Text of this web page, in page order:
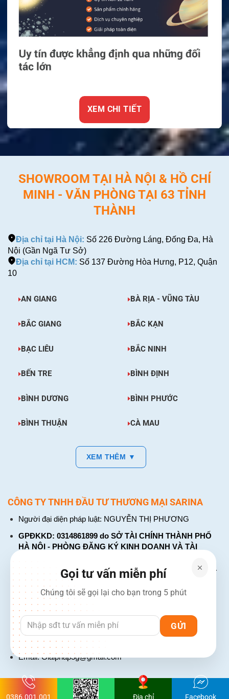
XEM CHI TIẾT
SHOWROOM TẠI HÀ NỘI & HỒ CHÍ
MINH - VĂN PHÒNG TẠI 63 TỈNH
THÀNH
Địa chỉ tại Hà Nội: Số 226 Đường Láng, Đống Đa, Hà
Nội (Gần Ngã Tư Sở)
Địa chỉ tại HCM: Số 137 Đường Hòa Hưng, P12, Quận
10
AN GIANG BÀ RỊA - VŨNG TÀU
BẮC GIANG BẮC KẠN
BẠC LIÊU BẮC NINH
BẾN TRE BÌNH ĐỊNH
BÌNH DƯƠNG BÌNH PHƯỚC
BÌNH THUẬN CÀ MAU
XEM THÊM ▼
CÔNG TY TNHH ĐẦU TƯ THƯƠNG MẠI SARINA
Người đại diện pháp luật: NGUYỄN THỊ PHƯƠNG
GPĐKKD: 0314861899 do SỞ TÀI CHÍNH THÀNH PHỐ
HÀ NỘI - PHÒNG ĐĂNG KÝ KINH DOANH VÀ TÀI
CHÍNH DOANH NGHIỆP cấp. Đăng ký lần đầu: ngày 26
tháng 01 năm 2018. Đăng ký thay đổi lần thứ: 4, ngày 31
tháng 03 năm 2026
226 Đường Láng, Đống Đa, Hà Nội
137 Đường Hòa Hưng, Phường 12, Quận 10, TP. Hồ Chí
Minh
Hotline: 1900 2106 - 0386 001 001
Email:Giaiphap3g@gmail.com
Gọi tư vấn miễn phí
Chúng tôi sẽ gọi lại cho bạn trong 5 phút
0386.001.001 Địa chỉ Facebook